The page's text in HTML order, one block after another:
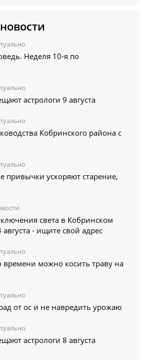
Неделя 10-я по
астрологи 9 августа
Кобринского района с
привычки ускоряют старение,
света в Кобринском
- ищите свой адрес
времени можно косить траву на
от ос и не навредить урожаю
астрологи 8 августа